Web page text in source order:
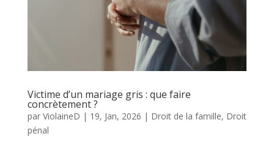
Victime d’un mariage gris : que faire
concrètement ?
par ViolaineD | 19, Jan, 2026 | Droit de la famille, Droit
pénal